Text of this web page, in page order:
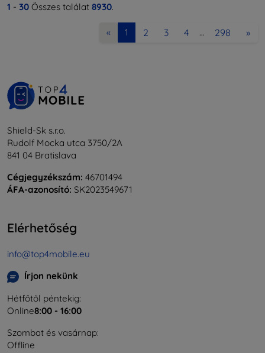
1 - 30 Összes találat 8930.
« 1 2 3 4 … 298 »
Shield-Sk s.r.o.
Rudolf Mocka utca 3750/2A
841 04 Bratislava
Cégjegyzékszám: 46701494
ÁFA-azonosító: SK2023549671
Elérhetőség
info@top4mobile.eu
Írjon nekünk
Hétfőtől péntekig:
Online8:00 - 16:00
Szombat és vasárnap:
Offline